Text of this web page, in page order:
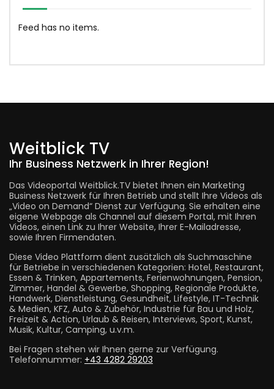
Feed has no items.
Weitblick TV
Ihr Business Netzwerk in Ihrer Region!
Das Videoportal Weitblick.TV bietet Ihnen ein Marketing
Business Netzwerk für Ihren Betrieb und stellt Ihre Videos als
„Video on Demand“ Dienst zur Verfügung. Sie erhalten eine
eigene Webpage als Channel auf diesem Portal, mit Ihren
Videos, einen Link zu Ihrer Website, Ihrer E-Mailadresse,
sowie Ihren Firmendaten.
Diese Video Plattform dient zusätzlich als Suchmaschine
für Betriebe in verschiedenen Kategorien: Hotel, Restaurant,
Essen & Trinken, Appartements, Ferienwohnungen, Pension,
Zimmer, Handel & Gewerbe, Shopping, Regionale Produkte,
Handwerk, Dienstleistung, Gesundheit, Lifestyle, IT-Technik
& Medien, KFZ, Auto & Zubehör, Industrie für Bau und Holz,
Freizeit & Action, Urlaub & Reisen, Interviews, Sport, Kunst,
Musik, Kultur, Camping, u.v.m.
Bei Fragen stehen wir Ihnen gerne zur Verfügung.
Telefonnummer: +43 4282 29203